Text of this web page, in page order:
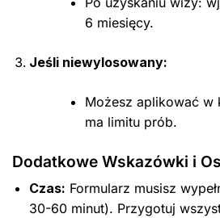
6 miesięcy.
Jeśli niewylosowany:
Możesz aplikować w
ma limitu prób.
Dodatkowe Wskazówki i
Czas: Formularz musisz
30-60 minut). Przygotuj